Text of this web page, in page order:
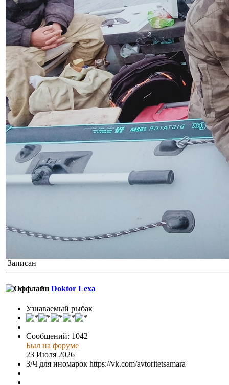
Записан
Doktor Lexa
Узнаваемый рыбак
Сообщений: 1042
Был на форуме
23 Июля 2026
З/Ч для иномарок https://vk.com/avtoritetsamara